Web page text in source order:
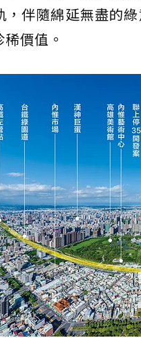
伴隨綿延無盡的
價值。